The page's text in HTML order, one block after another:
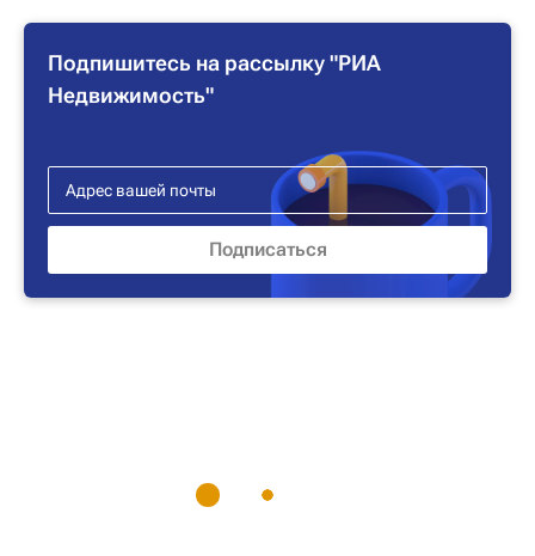
Подпишитесь на рассылку "РИА
Недвижимость"